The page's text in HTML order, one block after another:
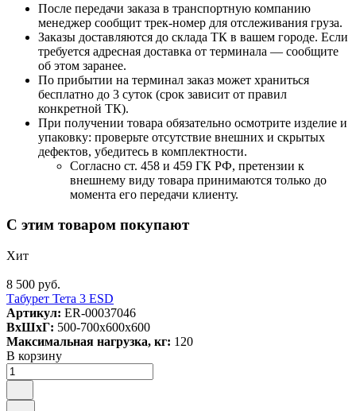
После передачи заказа в транспортную компанию
менеджер сообщит трек-номер для отслеживания груза.
Заказы доставляются до склада ТК в вашем городе. Если
требуется адресная доставка от терминала — сообщите
об этом заранее.
По прибытии на терминал заказ может храниться
бесплатно до 3 суток (срок зависит от правил
конкретной ТК).
При получении товара обязательно осмотрите изделие и
упаковку: проверьте отсутствие внешних и скрытых
дефектов, убедитесь в комплектности.
Согласно ст. 458 и 459 ГК РФ, претензии к
внешнему виду товара принимаются только до
момента его передачи клиенту.
С этим товаром покупают
Хит
8 500 руб.
Табурет Тета 3 ESD
Артикул: ER-00037046
ВxШxГ: 500-700x600x600
Максимальная нагрузка, кг: 120
В корзину